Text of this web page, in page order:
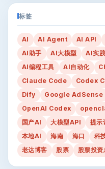
标签
AI AI Agent AI API
AI助手
AI大模型 AI实践
AI编程工具
AI自动化
Claude Code
Codex
Dify
Google AdSense
OpenAI Codex
国产AI
大模型API 提示
本地AI
海南 海口 科
老达博客
股票 股票投资